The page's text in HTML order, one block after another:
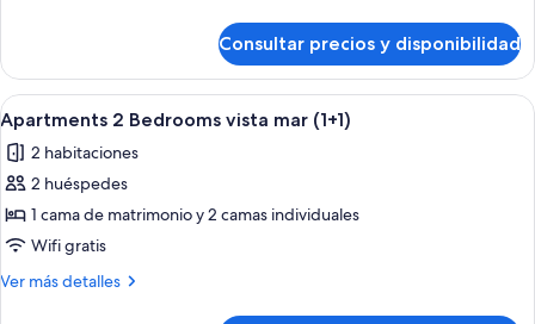
mar
(3)
2
bedroom
vista
mar
(3)
Consultar precios y disponibilidad
Abrir
todas
las
fotos
de
Apartments
2
Habitación de hotel con una cama
9
Apartments 2 Bedrooms vista mar (1+1)
2 habitaciones
2 huéspedes
1 cama de matrimonio y 2 camas individuales
Wifi gratis
Ver más detalles
Más